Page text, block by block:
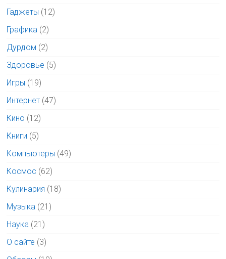
Гаджеты (12)
Графика (2)
Дурдом (2)
Здоровье (5)
Игры (19)
Интернет (47)
Кино (12)
Книги (5)
Компьютеры (49)
Космос (62)
Кулинария (18)
Музыка (21)
Наука (21)
О сайте (3)